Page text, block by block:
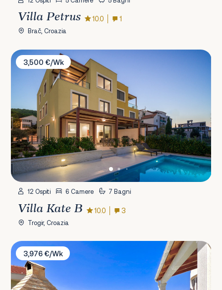
Villa Petrus 10.0 1
Brač, Croazia
Villa Kate B
3,500 €/Wk
12 Ospiti 6 Camere 7 Bagni
Villa Kate B 10.0 3
Trogir, Croazia
Villa Goles
3,976 €/Wk